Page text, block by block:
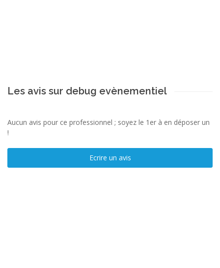
Les avis sur debug evènementiel
Aucun avis pour ce professionnel ; soyez le 1er à en déposer un
!
Ecrire un avis